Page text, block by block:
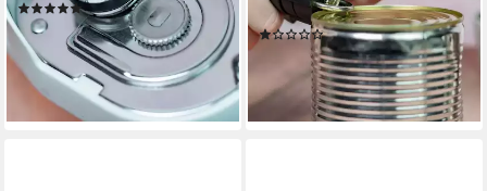
(5)
25,90 €
lieferbar - in 5-6 Werktagen bei dir
cm
(1)
ab 24,99 € UVP28,99 €
-14%
lieferbar - in 2-3 Werktagen bei dir